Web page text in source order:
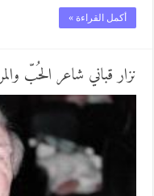
أكمل القراءة »
نزار قباني شاعر الحُبّ